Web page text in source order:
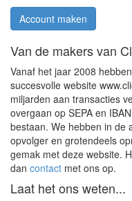
Account maken
Van de makers van
Vanaf het jaar 2008
succesvolle website
miljarden aan transacties
overgaan op SEPA en
bestaan. We hebben in de
opvolger en grotendeels
gemak met deze website.
dan contact met ons op.
Laat het ons weten...